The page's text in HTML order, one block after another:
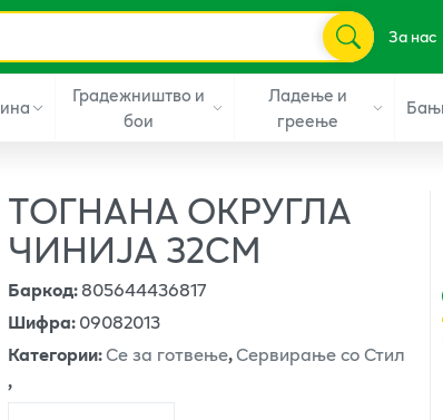
За нас
Градежништво и
бои
Ладење и
греење
ТОГНАНА ОКРУГЛА
ЧИНИЈА 32СМ
Баркод:805644436817
Шифра:09082013
Категории:Се за готвење,Сервирање со Стил
,